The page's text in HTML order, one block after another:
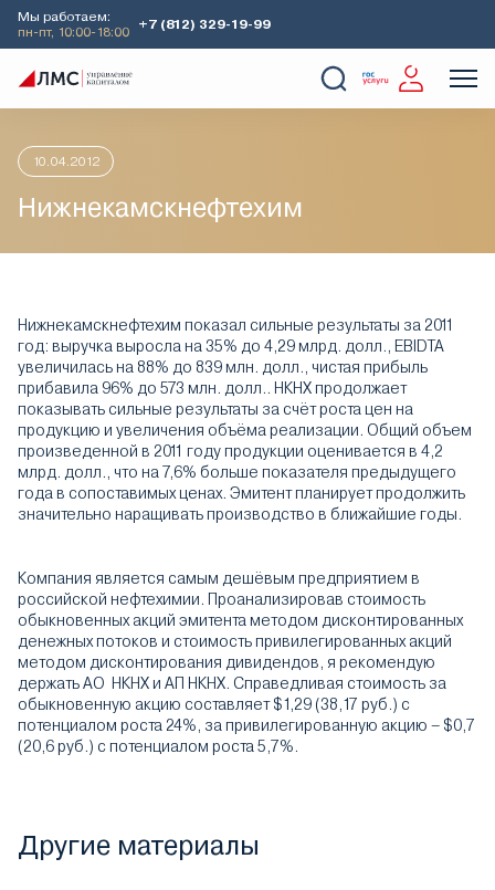
Мы работаем:
пн-пт, 10:00-18:00
+7 (812) 329-19-99
Главная Аналитика
10.04.2012
Нижнекамскнефтехим
Нижнекамскнефтехим показал сильные результаты за 2011
год: выручка выросла на 35% до 4,29 млрд. долл., EBIDTA
увеличилась на 88% до 839 млн. долл., чистая прибыль
прибавила 96% до 573 млн. долл.. НКНХ продолжает
показывать сильные результаты за счёт роста цен на
продукцию и увеличения объёма реализации. Общий объем
произведенной в 2011 году продукции оценивается в 4,2
млрд. долл., что на 7,6% больше показателя предыдущего
года в сопоставимых ценах. Эмитент планирует продолжить
значительно наращивать производство в ближайшие годы.
Компания является самым дешёвым предприятием в
российской нефтехимии. Проанализировав стоимость
обыкновенных акций эмитента методом дисконтированных
денежных потоков и стоимость привилегированных акций
методом дисконтирования дивидендов, я рекомендую
держать АО НКНХ и АП НКНХ. Справедливая стоимость за
обыкновенную акцию составляет $1,29 (38,17 руб.) с
потенциалом роста 24%, за привилегированную акцию – $0,7
(20,6 руб.) c потенциалом роста 5,7%.
Другие материалы